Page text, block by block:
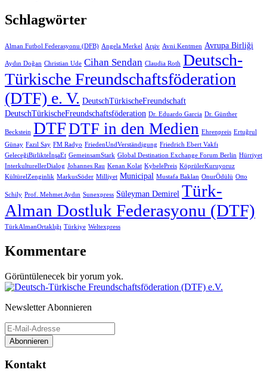
Schlagwörter
Alman Futbol Federasyonu (DFB) Angela Merkel Arşiv Avni Kentmen Avrupa Birliği
Aydın Doğan Christian Ude Cihan Sendan Claudia Roth Deutsch-
Türkische Freundschaftsföderation
(DTF) e. V. DeutschTürkischeFreundschaft
DeutschTürkischeFreundschaftsföderation Dr. Eduardo Garcia Dr. Günther
Beckstein DTFDTF in den Medien Ehrenpreis Ertuğrul
Günay Fazıl Say FM Radyo FriedenUndVerständigung Friedrich Ebert Vakfı
GeleceğiBirlikteİnşaEt GemeinsamStark Global Destination Exchange Forum Berlin Hürriyet
InterkulturellerDialog Johannes Rau Kenan Kolat KybelePreis KöprülerKuruyoruz
KültürelZenginlik MarkusSöder Milliyet Municipal Mustafa Baklan OnurÖdülü Otto
Schily Prof. Mehmet Aydın Sunexpress Süleyman Demirel Türk-
Alman Dostluk Federasyonu (DTF)
TürkAlmanOrtaklığı Türkiye Weltexpress
Kommentare
Görüntülenecek bir yorum yok.
Newsletter Abonnieren
Abonnieren
Kontakt